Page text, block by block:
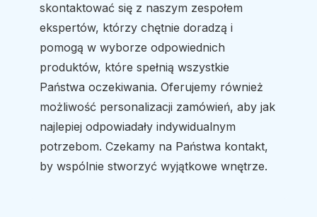
skontaktować się z naszym zespołem
ekspertów, którzy chętnie doradzą i
pomogą w wyborze odpowiednich
produktów, które spełnią wszystkie
Państwa oczekiwania. Oferujemy również
możliwość personalizacji zamówień, aby jak
najlepiej odpowiadały indywidualnym
potrzebom. Czekamy na Państwa kontakt,
by wspólnie stworzyć wyjątkowe wnętrze.